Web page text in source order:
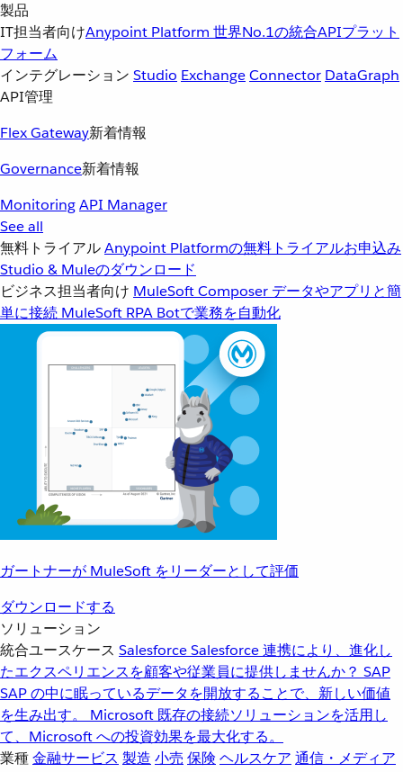
製品
IT担当者向けAnypoint Platform 世界No.1の統合APIプラット
フォーム
インテグレーション Studio ExchangeConnector DataGraph
API管理
Flex Gateway新着情報
Governance新着情報
MonitoringAPI Manager
See all
無料トライアルAnypoint Platformの無料トライアルお申込み
Studio & Muleのダウンロード
ビジネス担当者向け MuleSoft Composer データやアプリと簡
単に接続 MuleSoft RPA Botで業務を自動化
ガートナーが MuleSoft をリーダーとして評価
ダウンロードする
ソリューション
統合ユースケース SalesforceSalesforce 連携により、進化し
たエクスペリエンスを顧客や従業員に提供しませんか？ SAP
SAP の中に眠っているデータを開放することで、新しい価値
を生み出す。
Microsoft 既存の接続ソリューションを活用し
て、Microsoft への投資効果を最大化する。
業種金融サービス 製造 小売 保険 ヘルスケア 通信・メディア